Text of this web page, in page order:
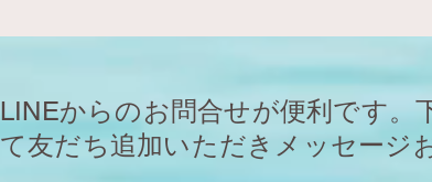
​LINEからのお問合せが便利です。
て友だち追加いただきメッセージ